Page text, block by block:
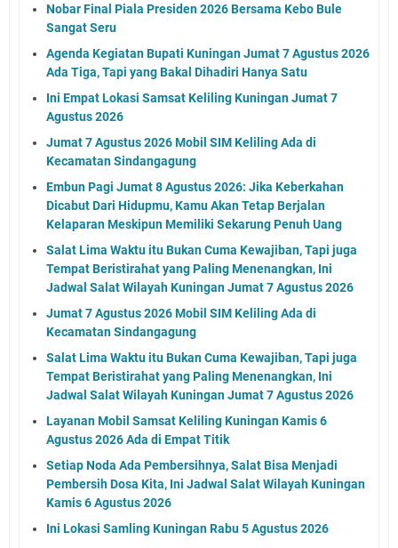
Nobar Final Piala Presiden 2026 Bersama Kebo Bule
Sangat Seru
Agenda Kegiatan Bupati Kuningan Jumat 7 Agustus 2026
Ada Tiga, Tapi yang Bakal Dihadiri Hanya Satu
Ini Empat Lokasi Samsat Keliling Kuningan Jumat 7
Agustus 2026
Jumat 7 Agustus 2026 Mobil SIM Keliling Ada di
Kecamatan Sindangagung
Embun Pagi Jumat 8 Agustus 2026: Jika Keberkahan
Dicabut Dari Hidupmu, Kamu Akan Tetap Berjalan
Kelaparan Meskipun Memiliki Sekarung Penuh Uang
Salat Lima Waktu itu Bukan Cuma Kewajiban, Tapi juga
Tempat Beristirahat yang Paling Menenangkan, Ini
Jadwal Salat Wilayah Kuningan Jumat 7 Agustus 2026
Jumat 7 Agustus 2026 Mobil SIM Keliling Ada di
Kecamatan Sindangagung
Salat Lima Waktu itu Bukan Cuma Kewajiban, Tapi juga
Tempat Beristirahat yang Paling Menenangkan, Ini
Jadwal Salat Wilayah Kuningan Jumat 7 Agustus 2026
Layanan Mobil Samsat Keliling Kuningan Kamis 6
Agustus 2026 Ada di Empat Titik
Setiap Noda Ada Pembersihnya, Salat Bisa Menjadi
Pembersih Dosa Kita, Ini Jadwal Salat Wilayah Kuningan
Kamis 6 Agustus 2026
Ini Lokasi Samling Kuningan Rabu 5 Agustus 2026